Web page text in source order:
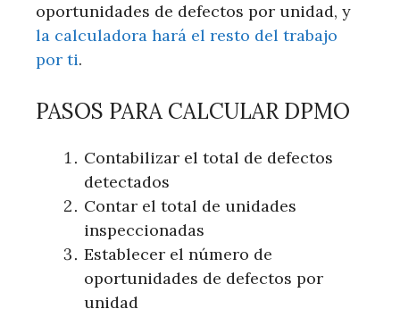
oportunidades de defectos por unidad, y
la calculadora hará el resto del trabajo
por ti.
PASOS PARA CALCULAR DPMO
Contabilizar el total de defectos
detectados
Contar el total de unidades
inspeccionadas
Establecer el número de
oportunidades de defectos por
unidad